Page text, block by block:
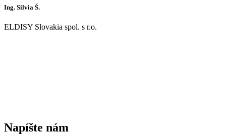
Ing. Silvia Š.
ELDISY Slovakia spol. s r.o.
Napíšte nám